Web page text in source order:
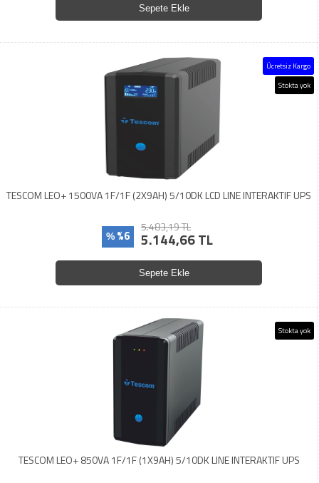
Sepete Ekle
Ücretsiz Kargo
Stokta yok
TESCOM LEO+ 1500VA 1F/1F (2X9AH) 5/10DK LCD LINE INTERAKTIF UPS
% %6
5.483,19 TL
5.144,66 TL
Sepete Ekle
Stokta yok
TESCOM LEO+ 850VA 1F/1F (1X9AH) 5/10DK LINE INTERAKTIF UPS